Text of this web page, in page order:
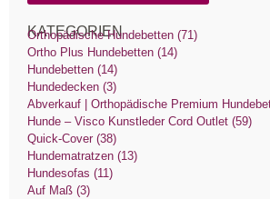
KATEGORIEN
Orthopädische Hundebetten (71)
Ortho Plus Hundebetten (14)
Hundebetten (14)
Hundedecken (3)
Abverkauf | Orthopädische Premium
Hunde – Visco Kunstleder Cord Outlet (59)
Quick-Cover (38)
Hundematratzen (13)
Hundesofas (11)
Auf Maß (3)